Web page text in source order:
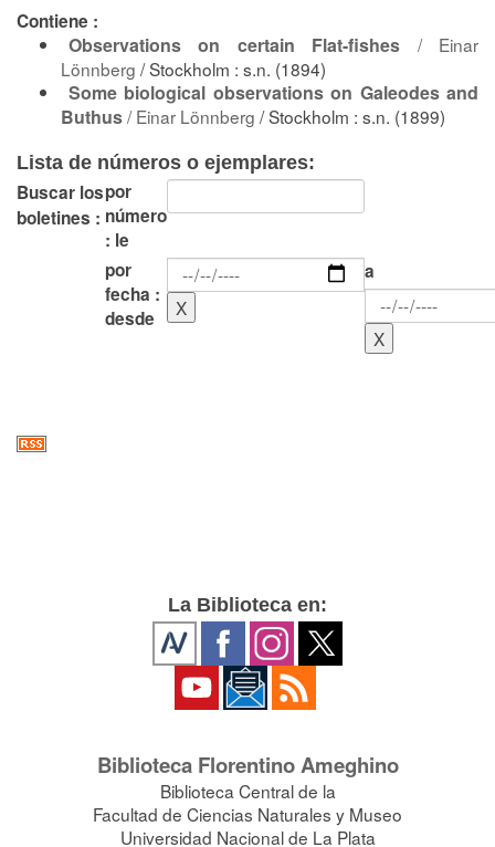
Contiene :
Observations on certain Flat-fishes / Einar
Lönnberg / Stockholm : s.n. (1894)
Some biological observations on Galeodes and
Buthus/Einar Lönnberg / Stockholm : s.n. (1899)
Lista de números o ejemplares:
Buscar los
boletines :
por
número
: le
por
fecha :
desde
a
La Biblioteca en:
Biblioteca Florentino Ameghino
Biblioteca Central de la
Facultad de Ciencias Naturales y Museo
Universidad Nacional de La Plata